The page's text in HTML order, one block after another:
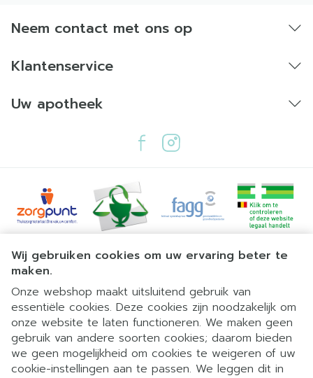
Wij gebruiken cookies om uw ervaring beter te
maken.
Onze webshop maakt uitsluitend gebruik van
essentiële cookies. Deze cookies zijn noodzakelijk om
onze website te laten functioneren. We maken geen
gebruik van andere soorten cookies; daarom bieden
we geen mogelijkheid om cookies te weigeren of uw
cookie-instellingen aan te passen. We leggen dit in
Neem contact met ons op
Klantenservice
Uw apotheek
Juridische links